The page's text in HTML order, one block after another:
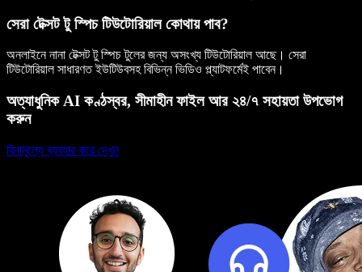
সেরা টেক্সট টু স্পিচ টিউটোরিয়াল কোথায় পাব?
অনলাইনে নানা টেক্সট টু স্পিচ টুলের জন্য অসংখ্য টিউটোরিয়াল আছে। সেরা
টিউটোরিয়াল সাধারণত ইউটিউবসহ বিভিন্ন ভিডিও প্ল্যাটফর্মেই পাবেন।
অত্যাধুনিক AI কণ্ঠস্বর, সীমাহীন ফাইল আর ২৪/৭ সহায়তা উপভোগ
করুন
বিনামূল্যে ব্যবহার করে দেখুন